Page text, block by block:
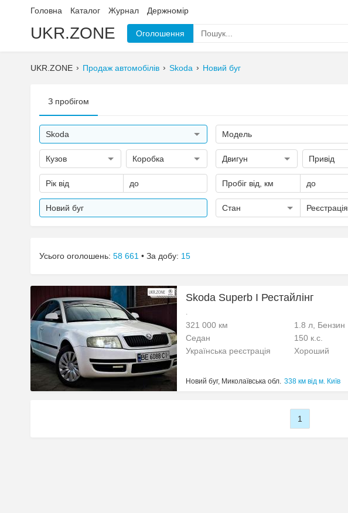
Головна Каталог Журнал Держномір
UKR.ZONE Оголошення
UKR.ZONE Продаж автомобілів Skoda Новий буг
З пробігом
Skoda Модель
Кузов Коробка Двигун Привід
Рік від до Пробіг від, км до
Новий буг Стан Реєстрація
Усього оголошень: 58 661 • За добу: 15
Skoda Superb I Рестайлінг
.
321 000 км 1.8 л, Бензин
Седан
150 к.с.
Українська реєстрація
Хороший
Новий буг, Миколаївська обл. 338 км від м. Київ
1